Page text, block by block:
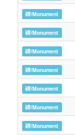
碑/Monument
碑/Monument
碑/Monument
碑/Monument
碑/Monument
碑/Monument
碑/Monument